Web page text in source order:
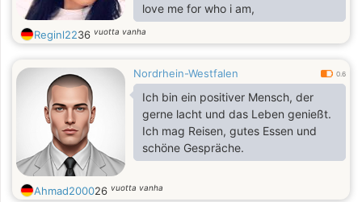
love me for who i am,
Reginl2236 vuotta vanha
Nordrhein-Westfalen 0.6
Ich bin ein positiver Mensch, der
gerne lacht und das Leben genießt.
Ich mag Reisen, gutes Essen und
schöne Gespräche.
Ahmad200026 vuotta vanha